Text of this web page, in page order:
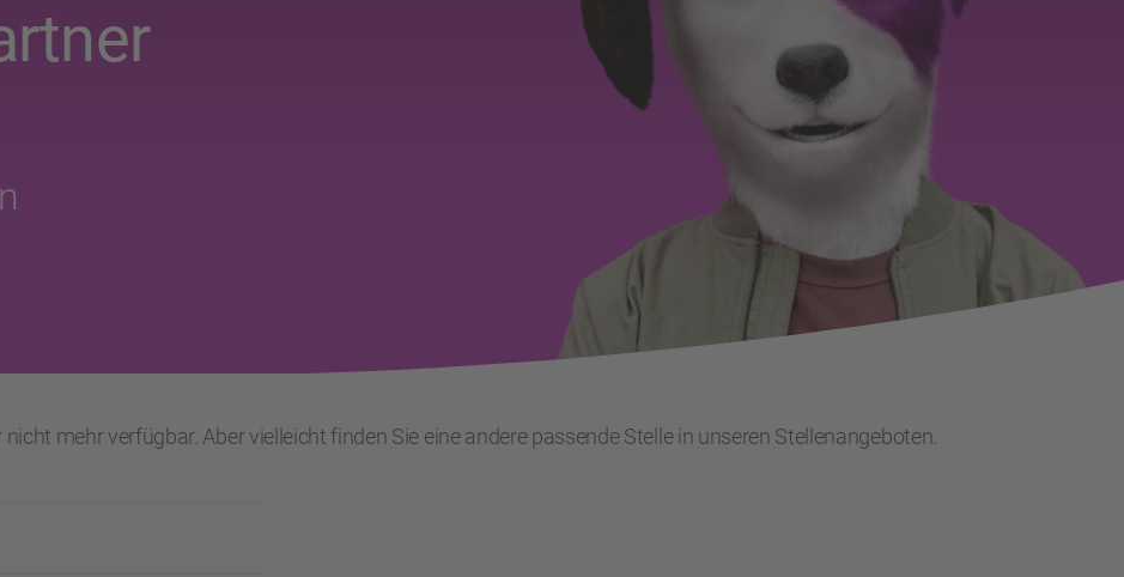
mehr verfügbar. Aber vielleicht finden Sie eine andere passende Stelle in unseren Stellenangeboten.